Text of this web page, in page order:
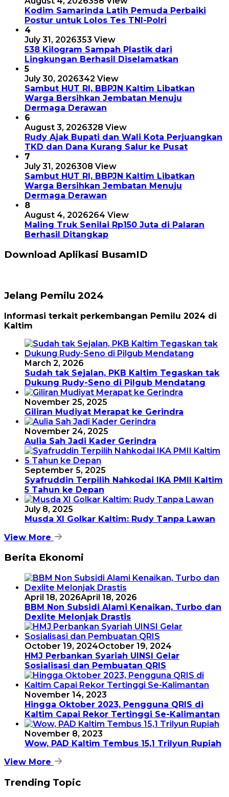
Kodim Samarinda Latih Pemuda Perbaiki
Postur untuk Lolos Tes TNI-Polri
4
July 31, 2026353 View
538 Kilogram Sampah Plastik dari
Lingkungan Berhasil Diselamatkan
5
July 30, 2026342 View
Sambut HUT RI, BBPJN Kaltim Libatkan
Warga Bersihkan Jembatan Menuju
Dermaga Derawan
6
August 3, 2026328 View
Rudy Ajak Bupati dan Wali Kota Perjuangkan
TKD dan Dana Kurang Salur ke Pusat
7
July 31, 2026308 View
Sambut HUT RI, BBPJN Kaltim Libatkan
Warga Bersihkan Jembatan Menuju
Dermaga Derawan
8
August 4, 2026264 View
Maling Truk Senilai Rp150 Juta di Palaran
Berhasil Ditangkap
Download Aplikasi BusamID
Jelang Pemilu 2024
Informasi terkait perkembangan Pemilu 2024 di
Kaltim
March 2, 2026
Sudah tak Sejalan, PKB Kaltim Tegaskan tak
Dukung Rudy-Seno di Pilgub Mendatang
November 25, 2025
Giliran Mudiyat Merapat ke Gerindra
November 24, 2025
Aulia Sah Jadi Kader Gerindra
September 5, 2025
Syafruddin Terpilih Nahkodai IKA PMII Kaltim
5 Tahun ke Depan
July 8, 2025
Musda XI Golkar Kaltim: Rudy Tanpa Lawan
View More
Berita Ekonomi
April 18, 2026April 18, 2026
BBM Non Subsidi Alami Kenaikan, Turbo dan
Dexlite Melonjak Drastis
October 19, 2024October 19, 2024
HMJ Perbankan Syariah UINSI Gelar
Sosialisasi dan Pembuatan QRIS
November 14, 2023
Hingga Oktober 2023, Pengguna QRIS di
Kaltim Capai Rekor Tertinggi Se-Kalimantan
November 8, 2023
Wow, PAD Kaltim Tembus 15,1 Trilyun Rupiah
View More
Trending Topic